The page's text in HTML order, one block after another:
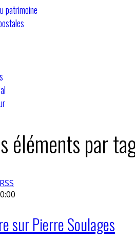
patrimoine
éléments par
sur Pierre Soulages